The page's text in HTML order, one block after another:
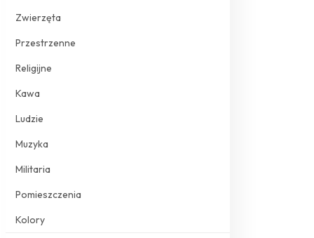
Zwierzęta
Przestrzenne
Religijne
Kawa
Ludzie
Muzyka
Militaria
Pomieszczenia
Kolory